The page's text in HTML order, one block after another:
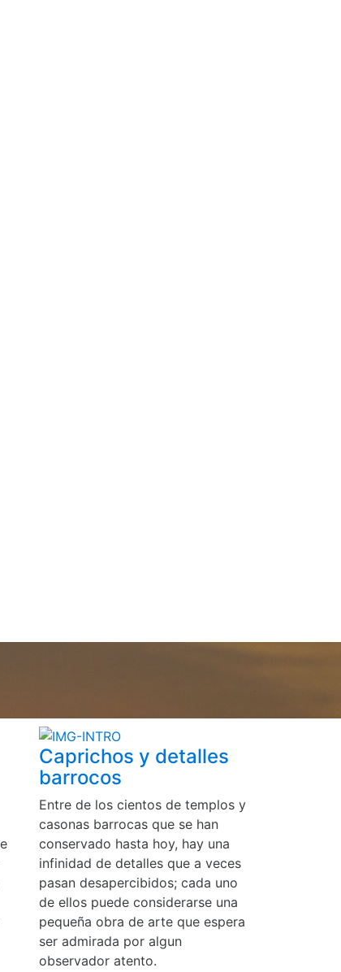
Caprichos y detalles
barrocos
Entre de los cientos de templos y
casonas barrocas que se han
conservado hasta hoy, hay una
infinidad de detalles que a veces
pasan desapercibidos; cada uno
de ellos puede considerarse una
pequeña obra de arte que espera
ser admirada por algun
observador atento.